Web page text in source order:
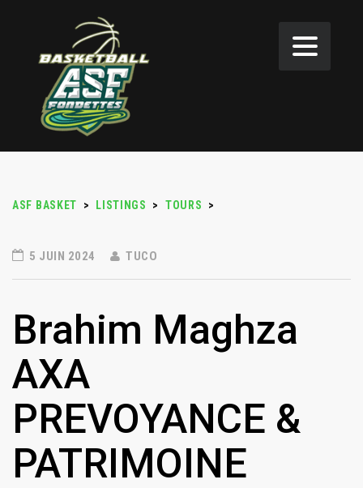
ASF BASKET > LISTINGS > TOURS >
5 JUIN 2024 TUCO
Brahim Maghza
AXA
PREVOYANCE &
PATRIMOINE